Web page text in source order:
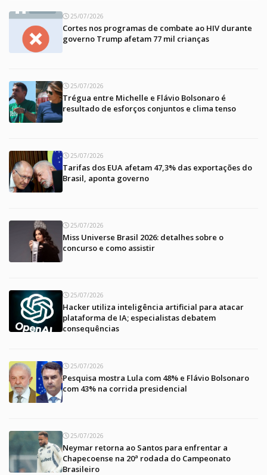
25/07/2026
Cortes nos programas de combate ao HIV durante
governo Trump afetam 77 mil crianças
25/07/2026
Trégua entre Michelle e Flávio Bolsonaro é
resultado de esforços conjuntos e clima tenso
25/07/2026
Tarifas dos EUA afetam 47,3% das exportações do
Brasil, aponta governo
25/07/2026
Miss Universe Brasil 2026: detalhes sobre o
concurso e como assistir
25/07/2026
Hacker utiliza inteligência artificial para atacar
plataforma de IA; especialistas debatem
consequências
25/07/2026
Pesquisa mostra Lula com 48% e Flávio Bolsonaro
com 43% na corrida presidencial
25/07/2026
Neymar retorna ao Santos para enfrentar a
Chapecoense na 20ª rodada do Campeonato
Brasileiro